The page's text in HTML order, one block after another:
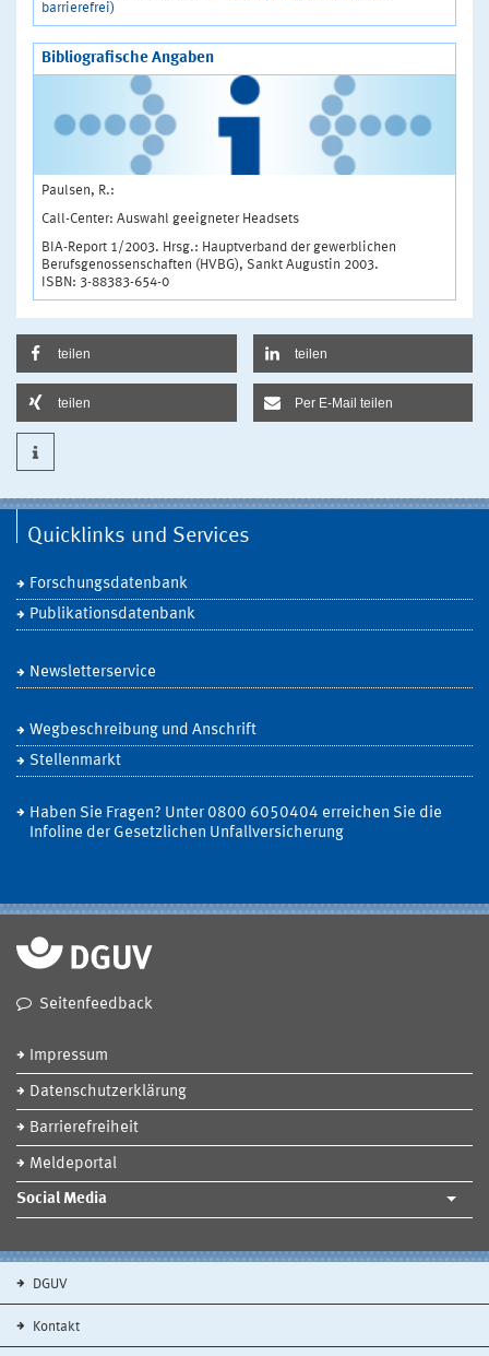
barrierefrei)
Bibliografische Angaben
Paulsen, R.:
Call-Center: Auswahl geeigneter Headsets
BIA-Report 1/2003. Hrsg.: Hauptverband der gewerblichen
Berufsgenossenschaften (HVBG), Sankt Augustin 2003.
ISBN: 3-88383-654-0
teilen teilen
teilen Per E-Mail teilen
Quicklinks und Services
Forschungsdatenbank
Publikationsdatenbank
Newsletterservice
Wegbeschreibung und Anschrift
Stellenmarkt
Haben Sie Fragen? Unter 0800 6050404 erreichen Sie die
Infoline der Gesetzlichen Unfallversicherung
Seitenfeedback
Impressum
Datenschutzerklärung
Barrierefreiheit
Meldeportal
Social Media
DGUV
Kontakt